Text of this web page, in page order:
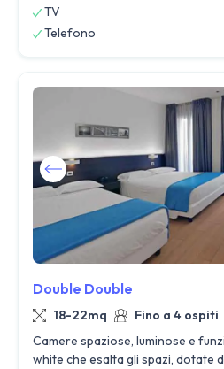
TV
Telefono
Double Double
18-22mq
Fino a 4 ospiti
Camere spaziose, luminose e
white che esalta gli spazi, dotate